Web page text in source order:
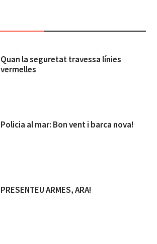
Quan la seguretat travessa línies
vermelles
Policia al mar: Bon vent i barca nova!
PRESENTEU ARMES, ARA!